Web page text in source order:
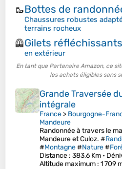
🥾Bottes de
Chaussures robustes
terrains rocheux
🦺Gilets réfléchissants
en extérieur
En tant que Partenaire Amazon, ce
les achats éligibles sans
Grande Traversée
intégrale
France > Bourgogne-
Mandeure
Randonnée à travers le
Mandeure et Culoz. #
#Montagne#Nature#
Distance : 383,6 Km •
Altitude maximum : 1 709